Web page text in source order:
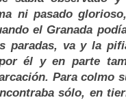
ni pasado
el Granada
paradas, va y la
él y en parte
Para colmo
sólo, en